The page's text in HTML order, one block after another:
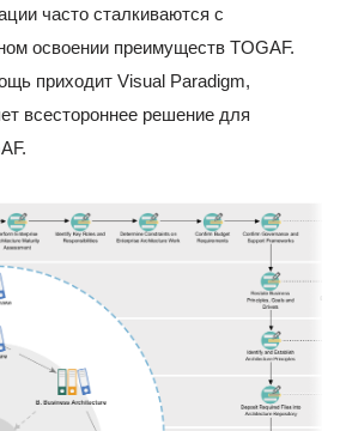
часто сталкиваются с
освоении преимуществ TOGAF.
приходит Visual Paradigm,
всестороннее решение для